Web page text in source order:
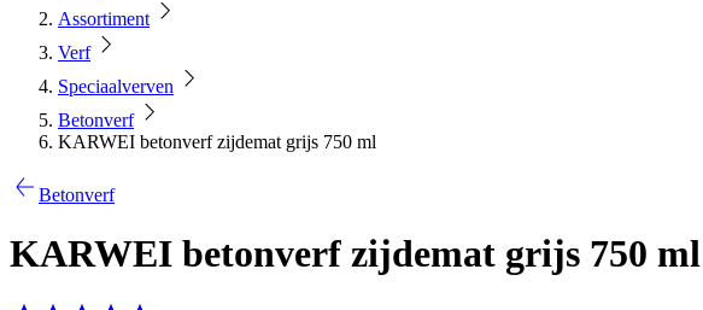
Assortiment
Verf
Speciaalverven
Betonverf
KARWEI betonverf zijdemat grijs 750 ml
Betonverf
KARWEI betonverf zijdemat grijs 750 ml